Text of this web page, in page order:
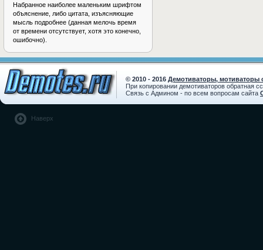
Набранное наиболее маленьким шрифтом
объяснение, либо цитата, изъясняющие
мысль подробнее (данная мелочь время
от времени отсутствует, хотя это конечно,
ошибочно).
© 2010 - 2016 Демотиваторы, мотиваторы
При копировании демотиваторов обратная
Связь с Админом - по всем вопросам сайта
Наверх